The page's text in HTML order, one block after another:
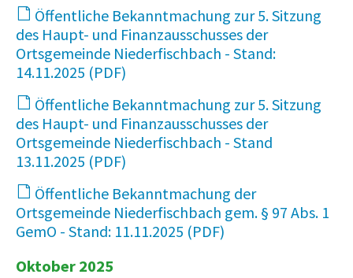
Öffentliche Bekanntmachung zur 5. Sitzung
des Haupt- und Finanzausschusses der
Ortsgemeinde Niederfischbach - Stand:
14.11.2025
Öffentliche Bekanntmachung zur 5. Sitzung
des Haupt- und Finanzausschusses der
Ortsgemeinde Niederfischbach - Stand
13.11.2025
Öffentliche Bekanntmachung der
Ortsgemeinde Niederfischbach gem. § 97 Abs. 1
GemO - Stand: 11.11.2025
Oktober 2025